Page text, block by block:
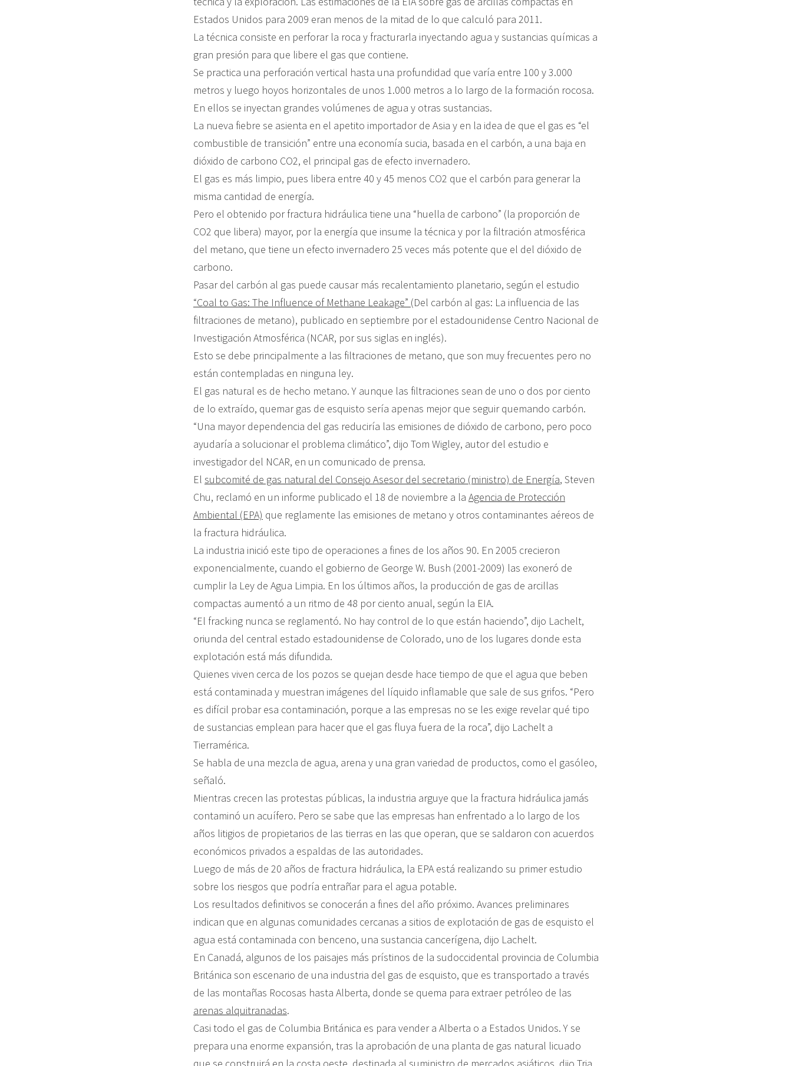
Estados Unidos para 2009 eran menos de la mitad de lo que calculó para 2011.
La técnica consiste en perforar la roca y fracturarla inyectando agua y sustancias químicas a
gran presión para que libere el gas que contiene.
Se practica una perforación vertical hasta una profundidad que varía entre 100 y 3.000
metros y luego hoyos horizontales de unos 1.000 metros a lo largo de la formación rocosa.
En ellos se inyectan grandes volúmenes de agua y otras sustancias.
La nueva fiebre se asienta en el apetito importador de Asia y en la idea de que el gas es “el
combustible de transición” entre una economía sucia, basada en el carbón, a una baja en
dióxido de carbono CO2, el principal gas de efecto invernadero.
El gas es más limpio, pues libera entre 40 y 45 menos CO2 que el carbón para generar la
misma cantidad de energía.
Pero el obtenido por fractura hidráulica tiene una “huella de carbono” (la proporción de
CO2 que libera) mayor, por la energía que insume la técnica y por la filtración atmosférica
del metano, que tiene un efecto invernadero 25 veces más potente que el del dióxido de
carbono.
Pasar del carbón al gas puede causar más recalentamiento planetario, según el estudio
“Coal to Gas: The Influence of Methane Leakage” (Del carbón al gas: La influencia de las
filtraciones de metano), publicado en septiembre por el estadounidense Centro Nacional de
Investigación Atmosférica (NCAR, por sus siglas en inglés).
Esto se debe principalmente a las filtraciones de metano, que son muy frecuentes pero no
están contempladas en ninguna ley.
El gas natural es de hecho metano. Y aunque las filtraciones sean de uno o dos por ciento
de lo extraído, quemar gas de esquisto sería apenas mejor que seguir quemando carbón.
“Una mayor dependencia del gas reduciría las emisiones de dióxido de carbono, pero poco
ayudaría a solucionar el problema climático”, dijo Tom Wigley, autor del estudio e
investigador del NCAR, en un comunicado de prensa.
El subcomité de gas natural del Consejo Asesor del secretario (ministro) de Energía, Steven
Chu, reclamó en un informe publicado el 18 de noviembre a la Agencia de Protección
Ambiental (EPA) que reglamente las emisiones de metano y otros contaminantes aéreos de
la fractura hidráulica.
La industria inició este tipo de operaciones a fines de los años 90. En 2005 crecieron
exponencialmente, cuando el gobierno de George W. Bush (2001-2009) las exoneró de
cumplir la Ley de Agua Limpia. En los últimos años, la producción de gas de arcillas
compactas aumentó a un ritmo de 48 por ciento anual, según la EIA.
“El fracking nunca se reglamentó. No hay control de lo que están haciendo”, dijo Lachelt,
oriunda del central estado estadounidense de Colorado, uno de los lugares donde esta
explotación está más difundida.
Quienes viven cerca de los pozos se quejan desde hace tiempo de que el agua que beben
está contaminada y muestran imágenes del líquido inflamable que sale de sus grifos. “Pero
es difícil probar esa contaminación, porque a las empresas no se les exige revelar qué tipo
de sustancias emplean para hacer que el gas fluya fuera de la roca”, dijo Lachelt a
Tierramérica.
Se habla de una mezcla de agua, arena y una gran variedad de productos, como el gasóleo,
señaló.
Mientras crecen las protestas públicas, la industria arguye que la fractura hidráulica jamás
contaminó un acuífero. Pero se sabe que las empresas han enfrentado a lo largo de los
años litigios de propietarios de las tierras en las que operan, que se saldaron con acuerdos
económicos privados a espaldas de las autoridades.
Luego de más de 20 años de fractura hidráulica, la EPA está realizando su primer estudio
sobre los riesgos que podría entrañar para el agua potable.
Los resultados definitivos se conocerán a fines del año próximo. Avances preliminares
indican que en algunas comunidades cercanas a sitios de explotación de gas de esquisto el
agua está contaminada con benceno, una sustancia cancerígena, dijo Lachelt.
En Canadá, algunos de los paisajes más prístinos de la sudoccidental provincia de Columbia
Británica son escenario de una industria del gas de esquisto, que es transportado a través
de las montañas Rocosas hasta Alberta, donde se quema para extraer petróleo de las
arenas alquitranadas.
Casi todo el gas de Columbia Británica es para vender a Alberta o a Estados Unidos. Y se
prepara una enorme expansión, tras la aprobación de una planta de gas natural licuado